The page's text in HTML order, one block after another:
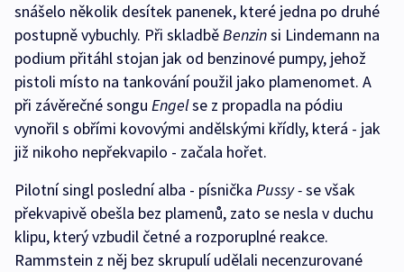
snášelo několik desítek panenek, které jedna po druhé
postupně vybuchly. Při skladběBenzinsi Lindemann na
podium přitáhl stojan jak od benzinové pumpy, jehož
pistoli místo na tankování použil jako plamenomet. A
při závěrečné songu Engelse z propadla na pódiu
vynořil s obřími kovovými andělskými křídly, která - jak
již nikoho nepřekvapilo - začala hořet.
Pilotní singl poslední alba - písnička Pussy -se však
překvapivě obešla bez plamenů, zato se nesla v duchu
klipu, který vzbudil četné a rozporuplné reakce.
Rammstein z něj bez skrupulí udělali necenzurované